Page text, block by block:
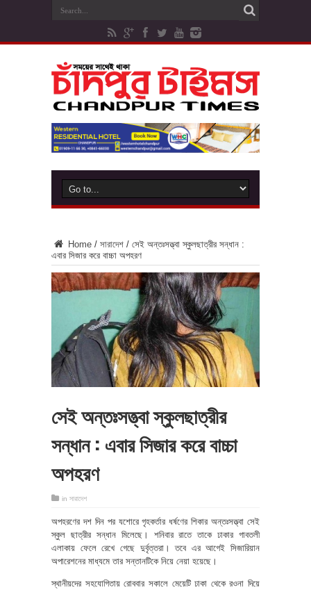
Home / সারাদেশ / সেই অন্তঃসত্ত্বা স্কুলছাত্রীর সন্ধান :
এবার সিজার করে বাচ্চা অপহরণ
সেই অন্তঃসত্ত্বা স্কুলছাত্রীর
সন্ধান : এবার সিজার করে বাচ্চা
অপহরণ
in সারাদেশ
অপহরণের দশ দিন পর যশোরে গৃহকর্তার ধর্ষণের শিকার অন্তঃসত্ত্বা সেই
স্কুল ছাত্রীর সন্ধান মিলেছে। শনিবার রাতে তাকে ঢাকার গাবতলী
এলাকায় ফেলে রেখে গেছে দুর্বৃত্তরা। তবে এর আগেই সিজারিয়ান
অপারেশনের মাধ্যমে তার সন্তানটিকে নিয়ে নেয়া হয়েছে।
স্থানীয়দের সহযোগিতায় রোববার সকালে মেয়েটি ঢাকা থেকে রওনা দিয়ে